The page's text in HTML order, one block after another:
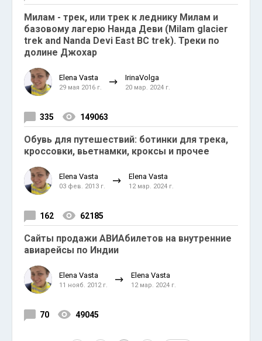
Милам - трек, или трек к леднику Милам и
базовому лагерю Нанда Деви (Milam glacier
trek and Nanda Devi East BC trek). Треки по
долине Джохар
Elena Vasta
29 мая 2016 г.
IrinaVolga
20 мар. 2024 г.
335 149063
Обувь для путешествий: ботинки для трека,
кроссовки, вьетнамки, кроксы и прочее
Elena Vasta
03 фев. 2013 г.
Elena Vasta
12 мар. 2024 г.
162 62185
Сайты продажи АВИАбилетов на внутренние
авиарейсы по Индии
Elena Vasta
11 нояб. 2012 г.
Elena Vasta
12 мар. 2024 г.
70 49045